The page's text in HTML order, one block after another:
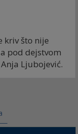
kriv što nije
pod dejstvom
Ljubojević.